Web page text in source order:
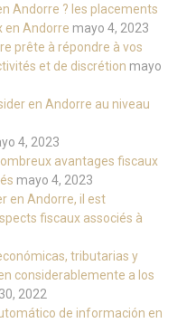
Andorre ? les placements
en Andorre mayo 4, 2023
prête à répondre à vos
et de discrétion mayo
en Andorre au niveau
4, 2023
avantages fiscaux
mayo 4, 2023
en Andorre, il est
fiscaux associés à
tributarias y
considerablemente a los
2022
de información en